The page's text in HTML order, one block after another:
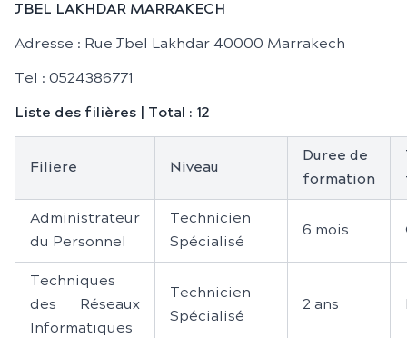
JBEL LAKHDAR MARRAKECH
Adresse : Rue Jbel Lakhdar 40000 Marrakech
Tel : 0524386771
Liste des filières | Total : 12
Filiere Niveau
Duree de
formation
Administrateur
du Personnel
Technicien
Spécialisé
6 mois
Techniques
des Réseaux
Informatiques
Technicien
Spécialisé
2 ans